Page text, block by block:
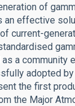
of
an effective
current-
a community
adopted
the first
the Major